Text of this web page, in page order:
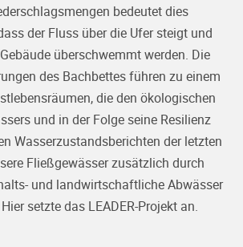
bedeutet dies
der Fluss über die Ufer steigt und
überschwemmt werden. Die
des Bachbettes führen zu einem
die den ökologischen
und in der Folge seine Resilienz
Wasserzustandsberichten der letzten
Fließgewässer zusätzlich durch
und landwirtschaftliche Abwässer
setzte das LEADER-Projekt an.